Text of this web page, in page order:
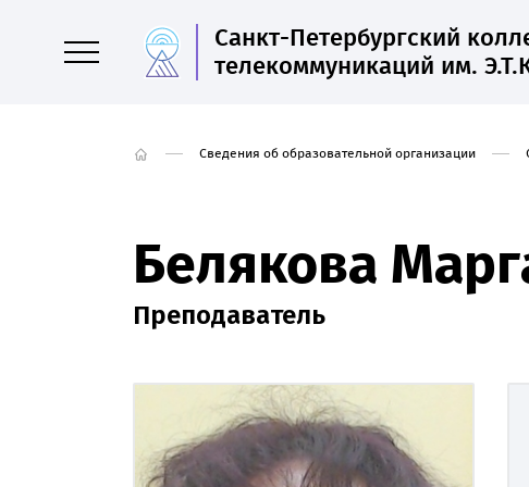
Санкт-Петербургский
телекоммуникаций им.
Сведения об образовательной организации
Белякова
Преподаватель